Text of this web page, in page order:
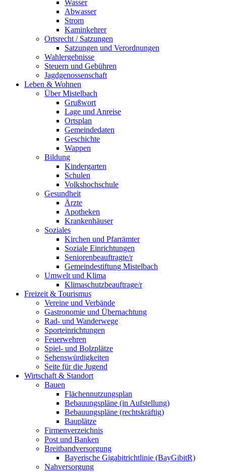
Wasser
Abwasser
Strom
Kaminkehrer
Ortsrecht / Satzungen
Satzungen und Verordnungen
Wahlergebnisse
Steuern und Gebühren
Jagdgenossenschaft
Leben & Wohnen
Über Mistelbach
Grußwort
Lage und Anreise
Ortsplan
Gemeindedaten
Geschichte
Wappen
Bildung
Kindergarten
Schulen
Volkshochschule
Gesundheit
Ärzte
Apotheken
Krankenhäuser
Soziales
Kirchen und Pfarrämter
Soziale Einrichtungen
Seniorenbeauftragte/r
Gemeindestiftung Mistelbach
Umwelt und Klima
Klimaschutzbeauftrage/r
Freizeit & Tourismus
Vereine und Verbände
Gastronomie und Übernachtung
Rad- und Wanderwege
Sporteinrichtungen
Feuerwehren
Spiel- und Bolzplätze
Sehenswürdigkeiten
Seite für die Jugend
Wirtschaft & Standort
Bauen
Flächennutzungsplan
Bebauungspläne (in Aufstellung)
Bebauungspläne (rechtskräftig)
Bauplätze
Firmenverzeichnis
Post und Banken
Breitbandversorgung
Bayerische Gigabitrichtlinie (BayGibitR)
Nahversorgung